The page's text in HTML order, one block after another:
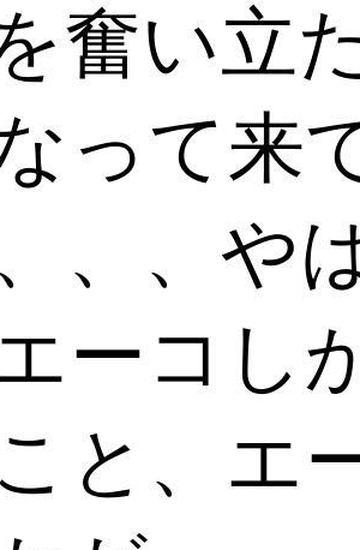
奮い立
って来
、、や
ーコし
と、エ